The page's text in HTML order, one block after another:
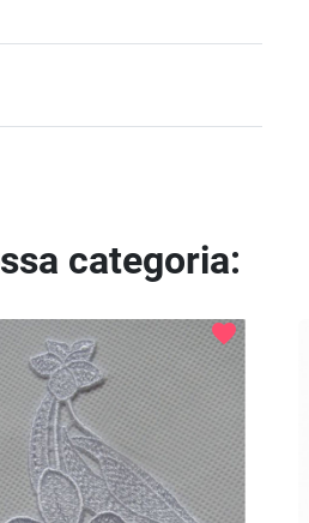
categoria:
favorite